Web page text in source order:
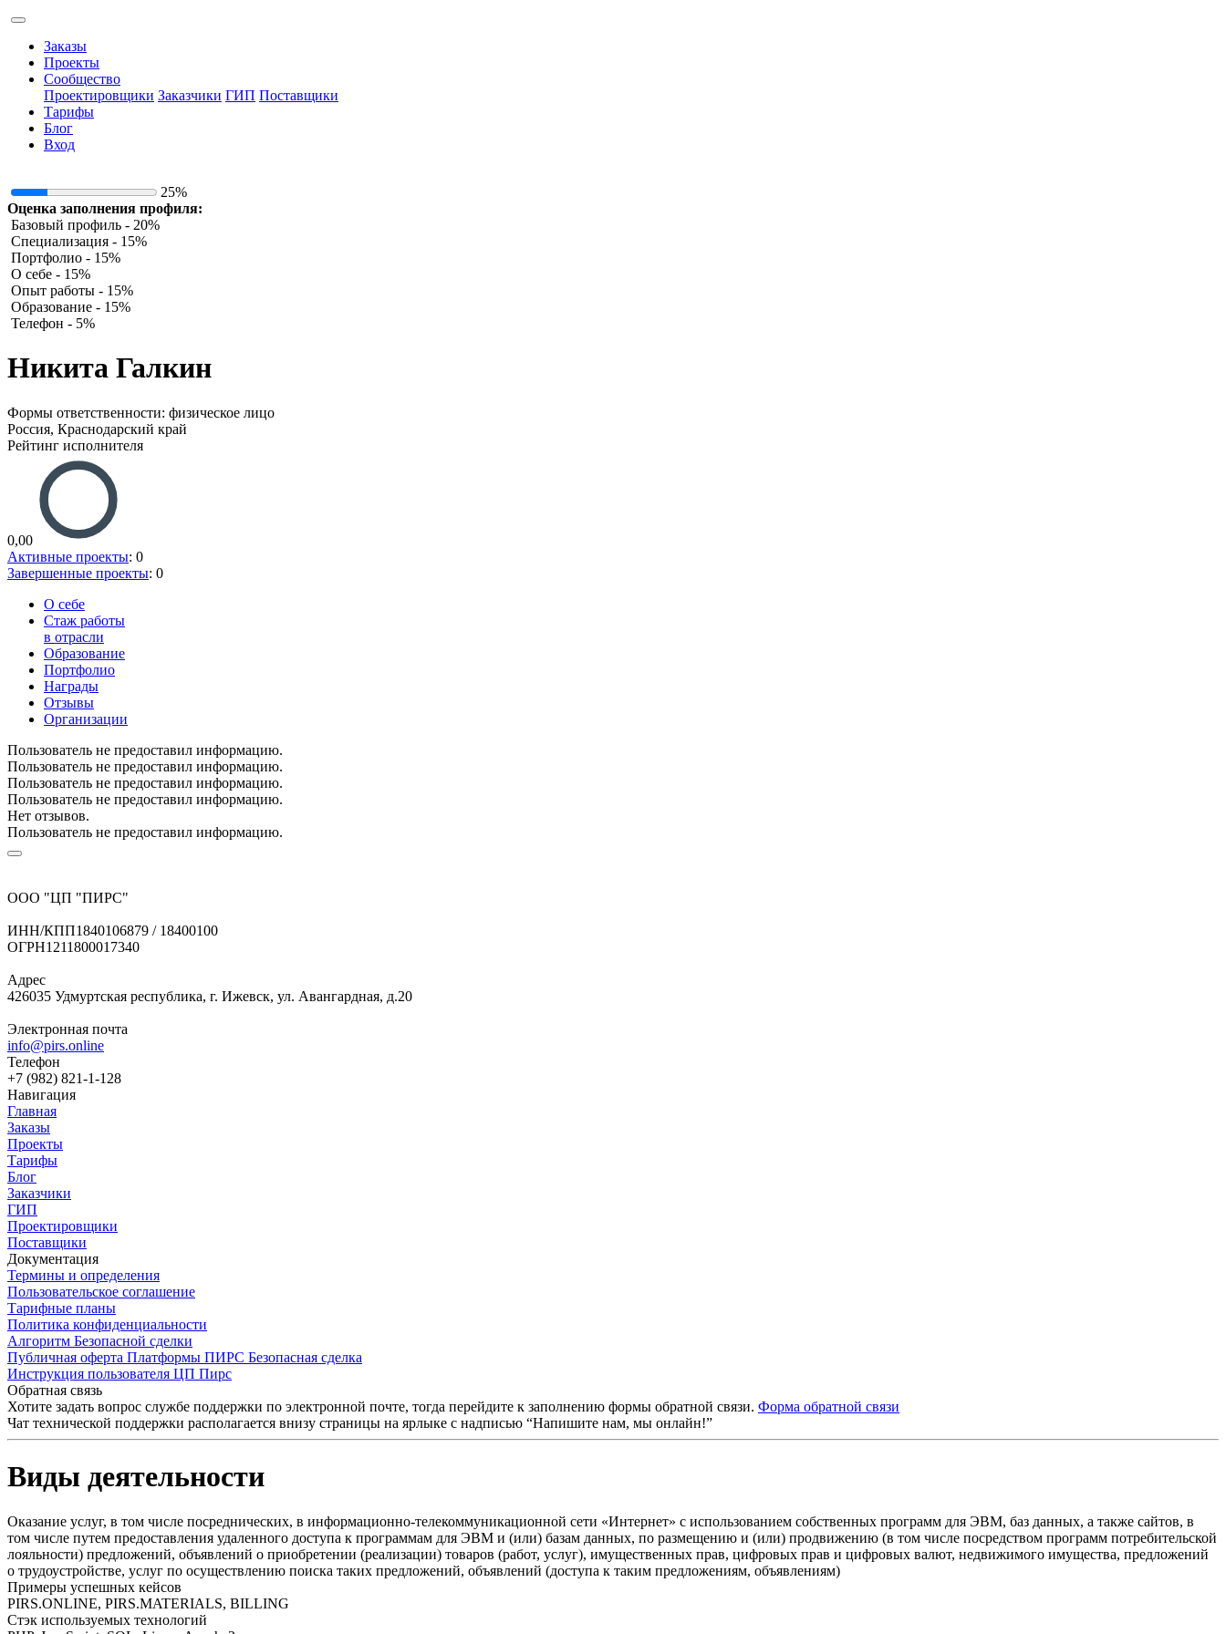
Заказы
Проекты
Сообщество
Проектировщики Заказчики ГИП Поставщики
Тарифы
Блог
Вход
25%
Оценка заполнения профиля:
Базовый профиль - 20%
Специализация - 15%
Портфолио - 15%
О себе - 15%
Опыт работы - 15%
Образование - 15%
Телефон - 5%
Никита Галкин
Формы ответственности: физическое лицо
Россия, Краснодарский край
Рейтинг исполнителя
0,00
Активные проекты: 0
Завершенные проекты: 0
О себе
Стаж работы
в отрасли
Образование
Портфолио
Награды
Отзывы
Организации
Пользователь не предоставил информацию.
Пользователь не предоставил информацию.
Пользователь не предоставил информацию.
Пользователь не предоставил информацию.
Нет отзывов.
Пользователь не предоставил информацию.
ООО "ЦП "ПИРС"
ИНН/КПП1840106879 / 18400100
ОГРН1211800017340
Адрес
426035 Удмуртская республика, г. Ижевск, ул. Авангардная, д.20
Электронная почта
info@pirs.online
Телефон
+7 (982) 821-1-128
Навигация
Главная
Заказы
Проекты
Тарифы
Блог
Заказчики
ГИП
Проектировщики
Поставщики
Документация
Термины и определения
Пользовательское соглашение
Тарифные планы
Политика конфиденциальности
Алгоритм Безопасной сделки
Публичная оферта Платформы ПИРС Безопасная сделка
Инструкция пользователя ЦП Пирс
Обратная связь
Хотите задать вопрос службе поддержки по электронной почте, тогда перейдите к заполнению формы обратной связи. Форма обратной связи
Чат технической поддержки располагается внизу страницы на ярлыке с надписью “Напишите нам, мы онлайн!”
Виды деятельности
Оказание услуг, в том числе посреднических, в информационно-телекоммуникационной сети «Интернет» с использованием собственных программ для ЭВМ, баз данных, а также сайтов, в
том числе путем предоставления удаленного доступа к программам для ЭВМ и (или) базам данных, по размещению и (или) продвижению (в том числе посредством программ потребительской
лояльности) предложений, объявлений о приобретении (реализации) товаров (работ, услуг), имущественных прав, цифровых прав и цифровых валют, недвижимого имущества, предложений
о трудоустройстве, услуг по осуществлению поиска таких предложений, объявлений (доступа к таким предложениям, объявлениям)
Примеры успешных кейсов
PIRS.ONLINE, PIRS.MATERIALS, BILLING
Стэк используемых технологий